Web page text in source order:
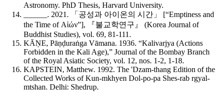
Astronomy. PhD Thesis, Harvard University.
______. 2021. 「공성과 아이온의 시간」 [“Emptiness and
the Time of Αἰών”], 『불교학연구』 (Korea Journal of
Buddhist Studies), vol. 69, 81-111.
KĀṆE, Pāṇḍuraṅga Vāmana. 1936. “Kalivarjya (Actions
Forbidden in the Kali Age),” Journal of the Bombay Branch
of the Royal Asiatic Society, vol. 12, nos. 1-2, 1-18.
KAPSTEIN, Matthew. 1992. The 'Dzam-thang Edition of the
Collected Works of Kun-mkhyen Dol-po-pa Shes-rab rgyal-
mtshan. Delhi: Shedrup.